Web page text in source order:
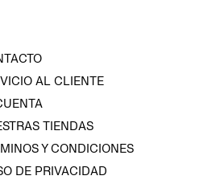
AL CLIENTE
TIENDAS
Y CONDICIONES
DE PRIVACIDAD